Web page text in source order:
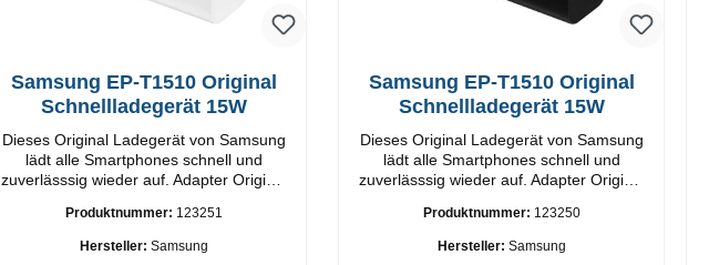
Samsung EP-T1510 Original
Schnellladegerät 15W
Dieses Original Ladegerät von Samsung
lädt alle Smartphones schnell und
zuverlässsig wieder auf. Adapter Original
Anschlüsse: USB-C Output: 15W Farbe:
Weiß
Produktnummer: 123251
Hersteller: Samsung
Samsung EP-T1510 Original
Schnellladegerät 15W
Dieses Original Ladegerät von Samsung
lädt alle Smartphones schnell und
zuverlässsig wieder auf. Adapter Original
Anschlüsse: USB-C Output: 15W Farbe:
Schwarz/li>
Produktnummer: 123250
Hersteller: Samsung